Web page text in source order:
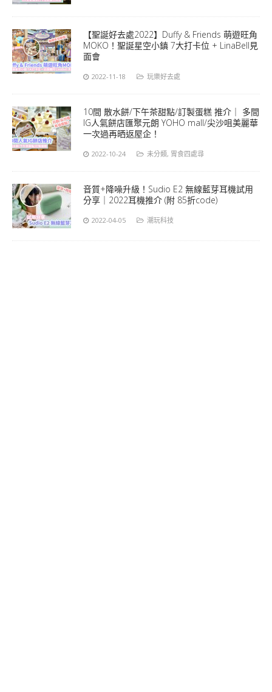
【聖誕好去處2022】Duffy & Friends 萌遊旺角
MOKO！聖誕星空小鎮 7大打卡位 + LinaBell見
面會
2022-11-18 玩樂好去處
10間 散水餅/下午茶甜點/訂製蛋糕 推介｜ 多間
IG人氣餅店匯聚元朗 YOHO mall/尖沙咀美麗華
一次過再晒返屋企！
2022-10-24 未分類, 胃食四處尋
音質+降噪升級！Sudio E2 無線藍芽耳機試用
分享｜2022耳機推介 (附 85折code)
2022-04-05 潮玩科技